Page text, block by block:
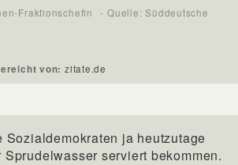
Fraktionschefin
- Quelle: Süddeutsche
von: zitate.de
ja heutzutage
serviert bekommen.